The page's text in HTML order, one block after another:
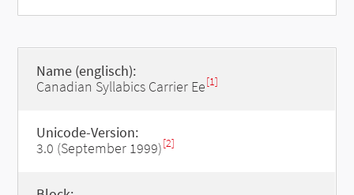
Name (englisch):
Canadian Syllabics Carrier Ee[1]
Unicode-Version:
3.0 (September 1999)[2]